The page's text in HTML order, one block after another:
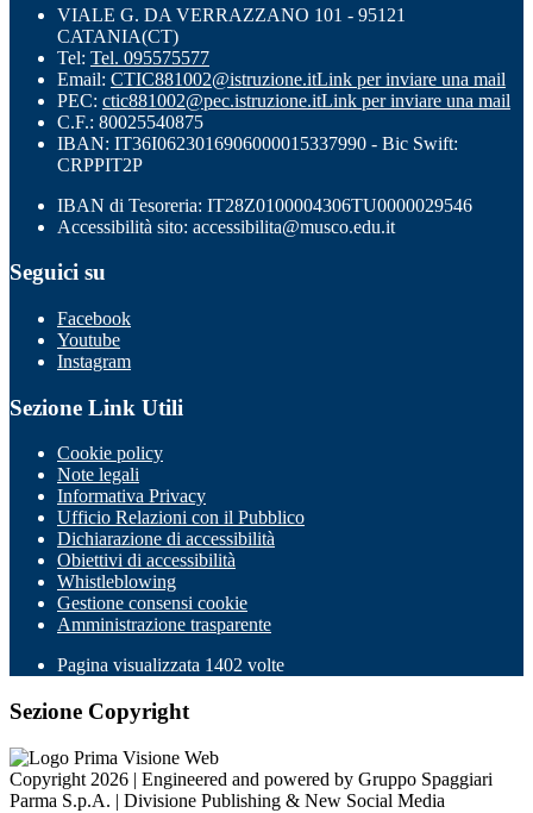
VIALE G. DA VERRAZZANO 101 - 95121
CATANIA(CT)
Tel: Tel. 095575577
Email: CTIC881002@istruzione.itLink per inviare una mail
PEC: ctic881002@pec.istruzione.itLink per inviare una mail
C.F.: 80025540875
IBAN: IT36I0623016906000015337990 - Bic Swift:
CRPPIT2P
IBAN di Tesoreria: IT28Z0100004306TU0000029546
Accessibilità sito: accessibilita@musco.edu.it
Seguici su
Facebook
Youtube
Instagram
Sezione Link Utili
Cookie policy
Note legali
Informativa Privacy
Ufficio Relazioni con il Pubblico
Dichiarazione di accessibilità
Obiettivi di accessibilità
Whistleblowing
Gestione consensi cookie
Amministrazione trasparente
Pagina visualizzata 1402 volte
Sezione Copyright
Copyright 2026 | Engineered and powered by Gruppo Spaggiari
Parma S.p.A. | Divisione Publishing & New Social Media